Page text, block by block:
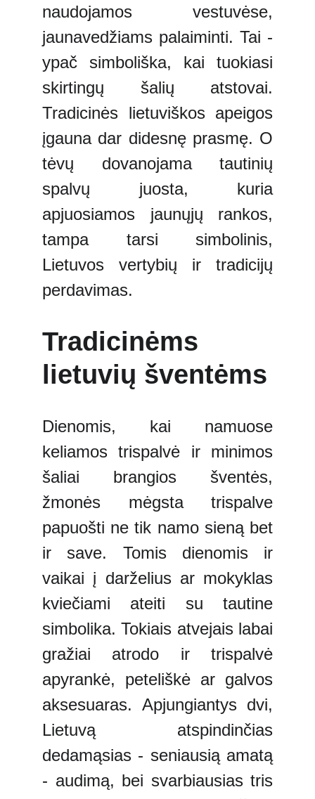
naudojamos vestuvėse,
jaunavedžiams palaiminti. Tai -
ypač simboliška, kai tuokiasi
skirtingų šalių atstovai.
Tradicinės lietuviškos apeigos
įgauna dar didesnę prasmę. O
tėvų dovanojama tautinių
spalvų juosta, kuria
apjuosiamos jaunųjų rankos,
tampa tarsi simbolinis,
Lietuvos vertybių ir tradicijų
perdavimas.
Tradicinėms
lietuvių šventėms
Dienomis, kai namuose
keliamos trispalvė ir minimos
šaliai brangios šventės,
žmonės mėgsta trispalve
papuošti ne tik namo sieną bet
ir save. Tomis dienomis ir
vaikai į darželius ar mokyklas
kviečiami ateiti su tautine
simbolika. Tokiais atvejais labai
gražiai atrodo ir trispalvė
apyrankė, peteliškė ar galvos
aksesuaras. Apjungiantys dvi,
Lietuvą atspindinčias
dedamąsias - seniausią amatą
- audimą, bei svarbiausias tris